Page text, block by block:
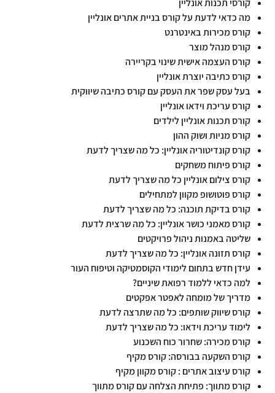
קורסי תכנות אונליין
מה כדאי לדעת על קורס בניית אתרים אונליין
קורס מכירות באינטרנט
קורס מנהל מוצר
קורס העצמה אישית שינוי בקריירה
קורס כתיבה יוצרת אונליין
בעל עסק שפר את העסק עם קורס כתיבה שיווקית
קורס עריכת וידאו אונליין
קורס תכנות אונליין לילדים
קורס מניות ושוק ההון
קורס קונדיטוריה אונליין: כל מה שצריך לדעת
קורס פיתוח משחקים
קורס צילום אונליין כל מה שצריך לדעת
קורס פוטושופ מקוון למתחילים
קורס בדיקת תוכנה: כל מה שצריך לדעת
קורס מאמני כושר אונליין: כל מה שרצית לדעת
שליטה באמנות ניהול פרויקטים
קורס תזונה אונליין: כל מה שצריך לדעת
עידן חדש בתחום לימודי הקוסמטיקה וטיפוח העור
למה כדאי ללמוד רפואת שיניים?
מדריך של מומחה לאפטר אפקטים
קורס שיווק שותפים: כל מה שתרצה לדעת
לימוד עריכת וידאו: כל מה שצריך לדעת
קורס מכירה: שחרור כוח השכנוע
קורס השקעה בבורסה: קורס מקיף
קורס עיצוב אתרים : קורס מקוון מקיף
קורס מתווך: פתיחת הצלחה עם קורס מתווך